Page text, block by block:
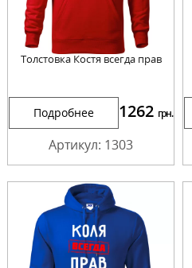
Толстовка Костя всегда прав
Подробнее 1262 грн.
Артикул: 1303